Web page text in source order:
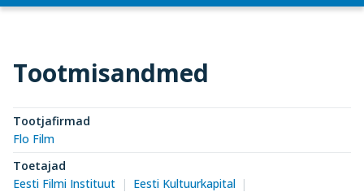
Tootmisandmed
Tootjafirmad
Flo Film
Toetajad
Eesti Filmi Instituut
Eesti Kultuurkapital